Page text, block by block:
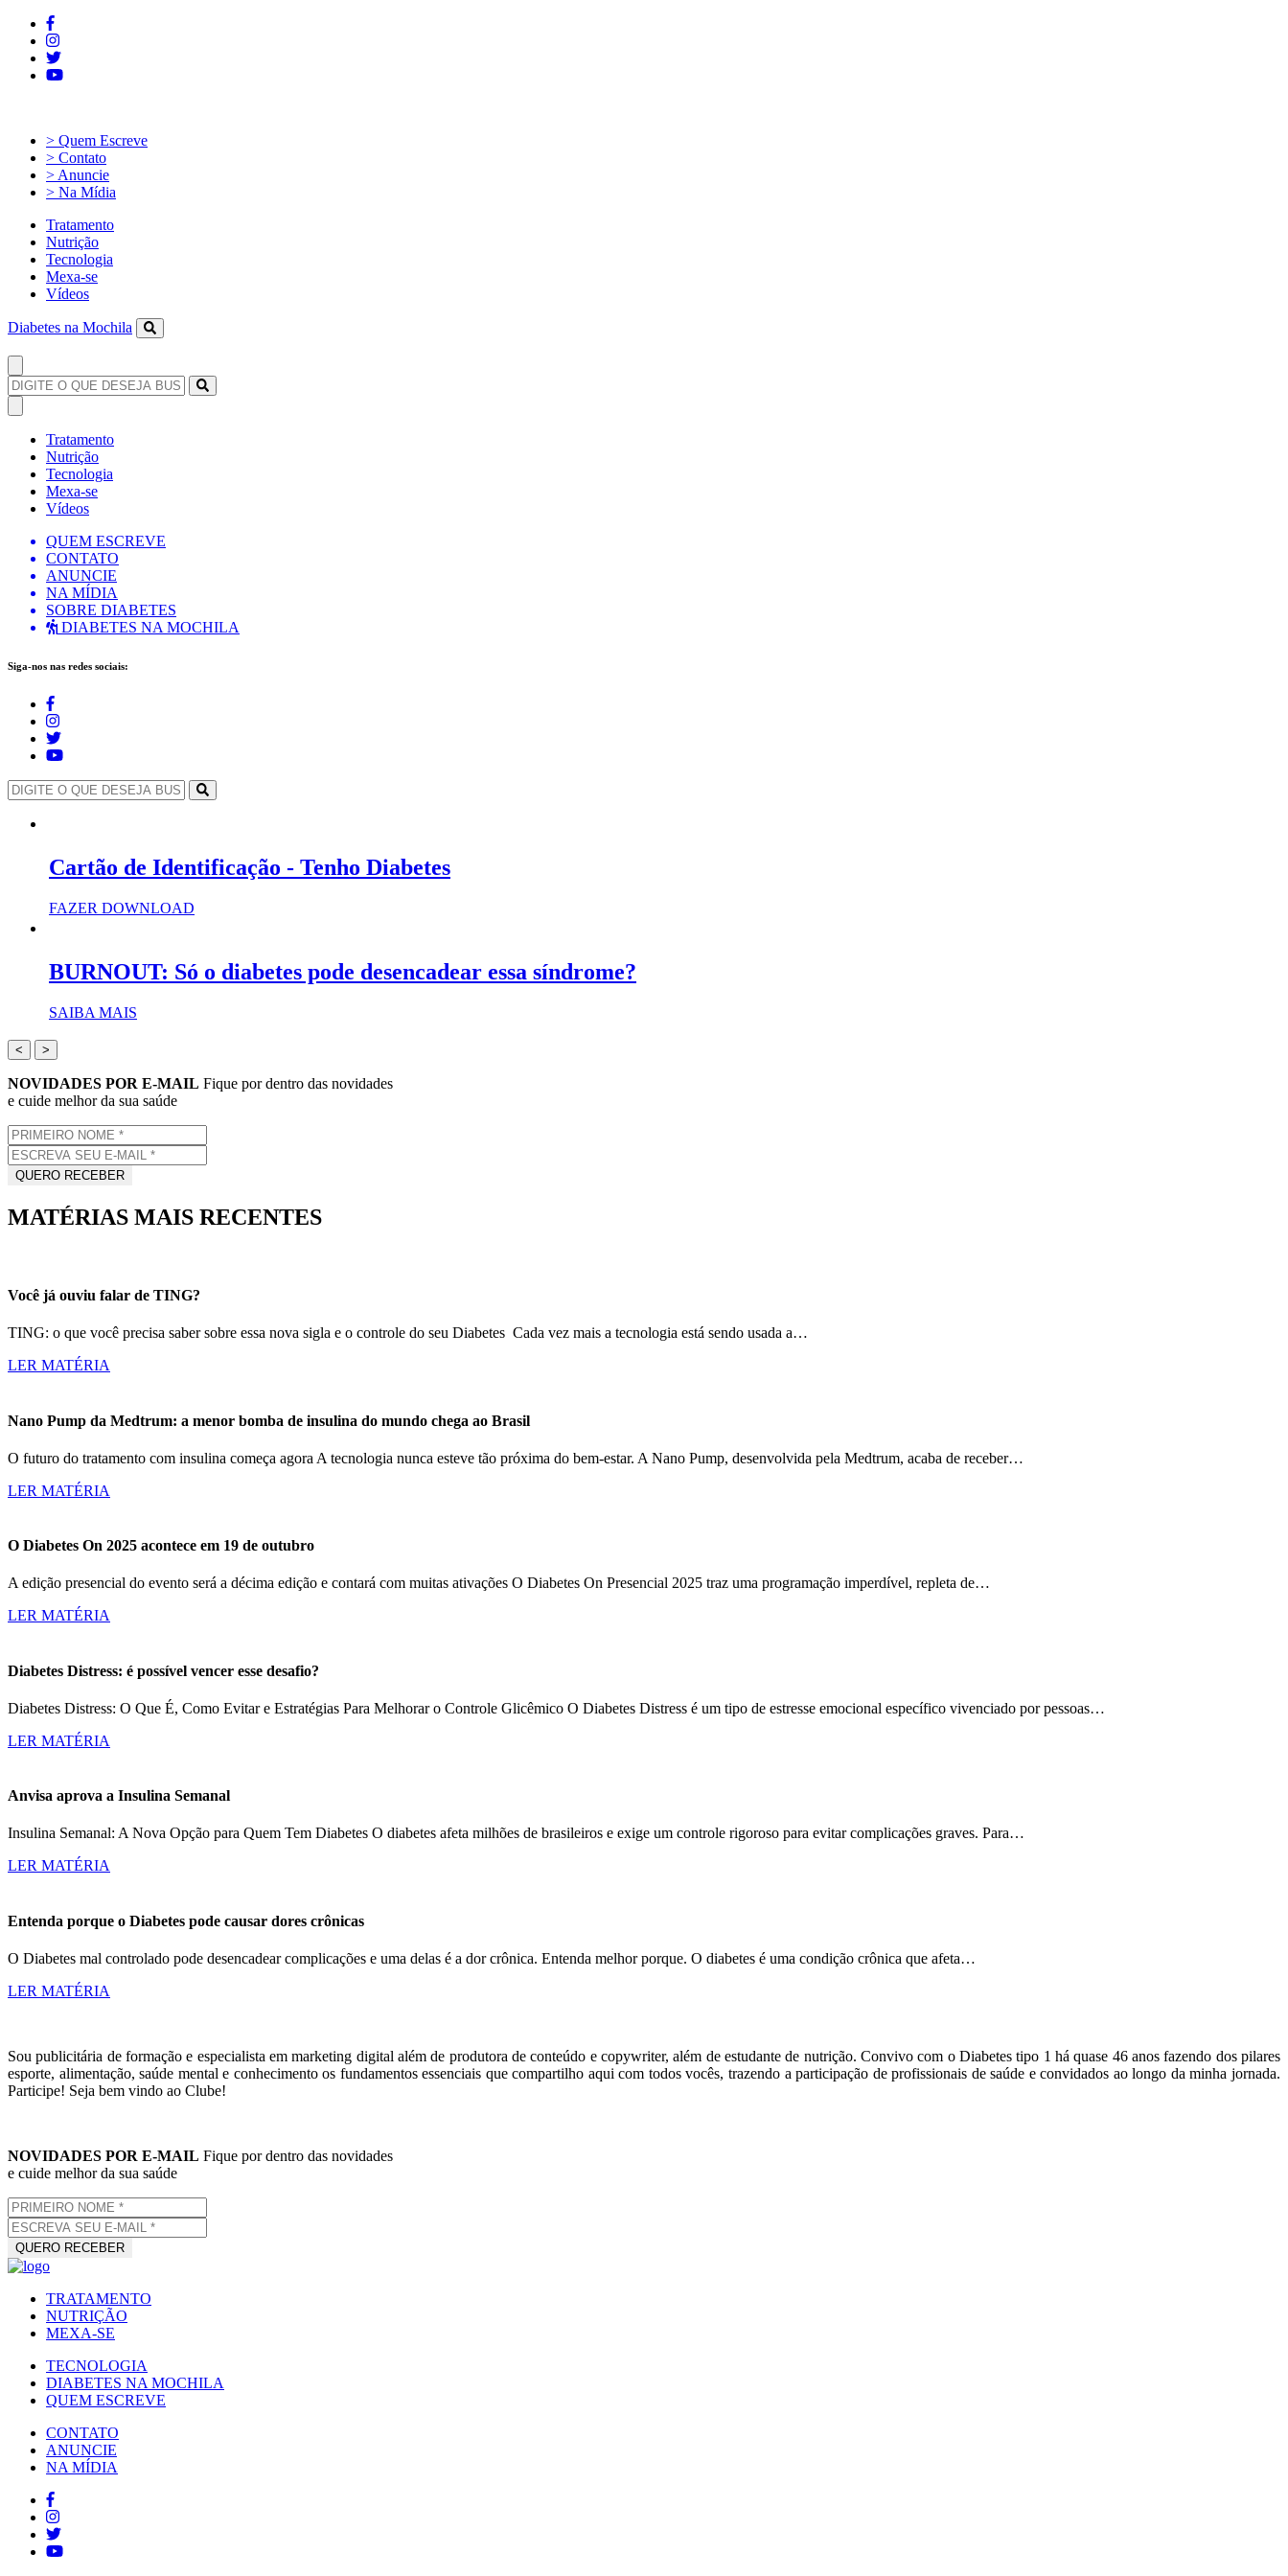
> Quem Escreve
> Contato
> Anuncie
> Na Mídia
Tratamento
Nutrição
Tecnologia
Mexa-se
Vídeos
Diabetes na Mochila
Tratamento
Nutrição
Tecnologia
Mexa-se
Vídeos
QUEM ESCREVE
CONTATO
ANUNCIE
NA MÍDIA
SOBRE DIABETES
DIABETES NA MOCHILA
Siga-nos nas redes sociais:
Cartão de Identificação - Tenho Diabetes
FAZER DOWNLOAD
BURNOUT: Só o diabetes pode desencadear essa síndrome?
SAIBA MAIS
< >
NOVIDADES POR E-MAIL Fique por dentro das novidades
e cuide melhor da sua saúde
MATÉRIAS MAIS RECENTES
Você já ouviu falar de TING?
TING: o que você precisa saber sobre essa nova sigla e o controle do seu Diabetes Cada vez mais a tecnologia está sendo usada a…
LER MATÉRIA
Nano Pump da Medtrum: a menor bomba de insulina do mundo chega ao Brasil
O futuro do tratamento com insulina começa agora A tecnologia nunca esteve tão próxima do bem-estar. A Nano Pump, desenvolvida pela Medtrum, acaba de receber…
LER MATÉRIA
O Diabetes On 2025 acontece em 19 de outubro
A edição presencial do evento será a décima edição e contará com muitas ativações O Diabetes On Presencial 2025 traz uma programação imperdível, repleta de…
LER MATÉRIA
Diabetes Distress: é possível vencer esse desafio?
Diabetes Distress: O Que É, Como Evitar e Estratégias Para Melhorar o Controle Glicêmico O Diabetes Distress é um tipo de estresse emocional específico vivenciado por pessoas…
LER MATÉRIA
Anvisa aprova a Insulina Semanal
Insulina Semanal: A Nova Opção para Quem Tem Diabetes O diabetes afeta milhões de brasileiros e exige um controle rigoroso para evitar complicações graves. Para…
LER MATÉRIA
Entenda porque o Diabetes pode causar dores crônicas
O Diabetes mal controlado pode desencadear complicações e uma delas é a dor crônica. Entenda melhor porque. O diabetes é uma condição crônica que afeta…
LER MATÉRIA
Sou publicitária de formação e especialista em marketing digital além de produtora de conteúdo e copywriter, além de estudante de nutrição. Convivo com o Diabetes tipo 1 há quase 46 anos fazendo dos pilares
esporte, alimentação, saúde mental e conhecimento os fundamentos essenciais que compartilho aqui com todos vocês, trazendo a participação de profissionais de saúde e convidados ao longo da minha jornada.
Participe! Seja bem vindo ao Clube!
NOVIDADES POR E-MAIL Fique por dentro das novidades
e cuide melhor da sua saúde
TRATAMENTO
NUTRIÇÃO
MEXA-SE
TECNOLOGIA
DIABETES NA MOCHILA
QUEM ESCREVE
CONTATO
ANUNCIE
NA MÍDIA